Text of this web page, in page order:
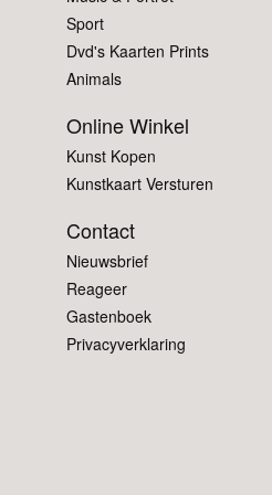
Sport
Dvd's Kaarten Prints
Animals
Online Winkel
Kunst Kopen
Kunstkaart Versturen
Contact
Nieuwsbrief
Reageer
Gastenboek
Privacyverklaring